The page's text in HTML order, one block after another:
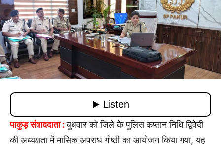
पाकुड़ संवाददाता :बुधवार को जिले के पुलिस कप्तान निधि द्विवेदी
की अध्यक्षता में मासिक अपराध गोष्ठी का आयोजन किया गया, यह